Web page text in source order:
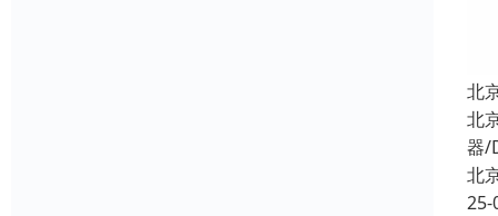
北
北
器/
北
25-